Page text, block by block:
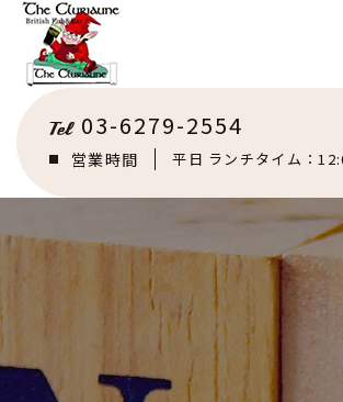
03-6279-2554
営業時間 平日 ランチタイム：